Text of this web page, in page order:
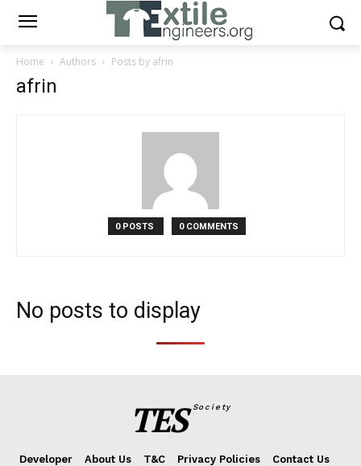
Home Authors Posts by afrin
afrin
0 POSTS 0 COMMENTS
No posts to display
TES Society
Developer About Us T&C Privacy Policies
Contact Us